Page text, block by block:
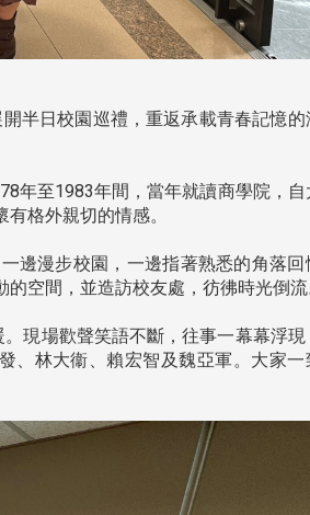
半日校園巡禮，重返承載青春記憶的
年至1983年間，當年就讀商學院，自
格外親切的情感。
邊漫步校園，一邊指著熟悉的角落回
空間，並造訪校友處，彷彿時光倒流
現場歡聲笑語不斷，往事一幕幕浮現
、林大衞、賴宏智及魏亞軍。大家一